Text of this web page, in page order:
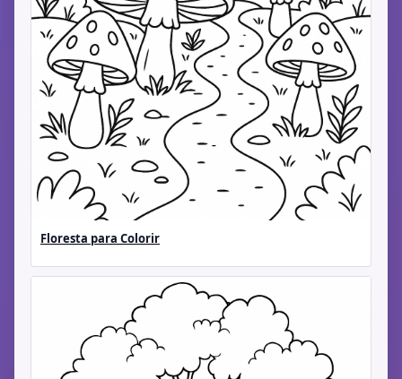
Floresta para Colorir